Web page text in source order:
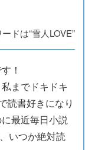
ドは“雪人LOVE”
！
までドキドキ
読書好きになり
最近毎日小説
いつか絶対読